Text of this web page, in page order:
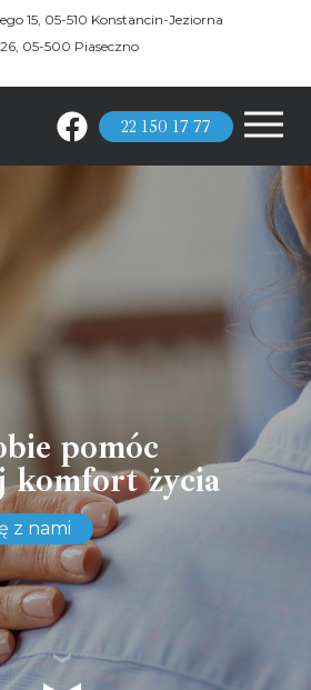
15, 05-510 Konstancin-Jeziorna
05-500 Piaseczno
22 150 17 77
pomóc
komfort życia
z nami